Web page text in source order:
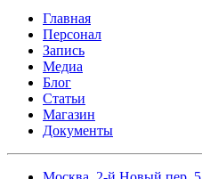
Главная
Персонал
Запись
Медиа
Блог
Статьи
Магазин
Документы